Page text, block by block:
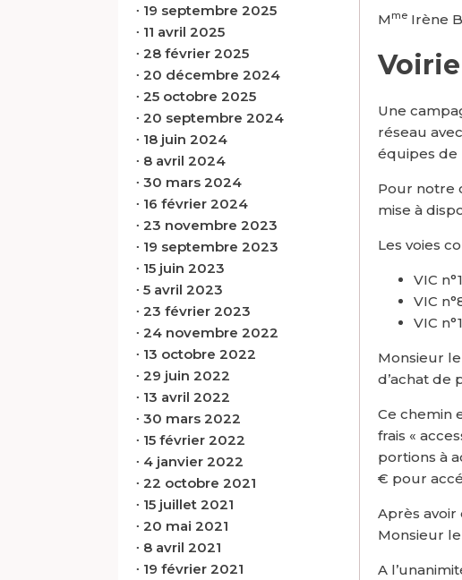
∙ 19 septembre 2025
∙ 11 avril 2025
∙ 28 février 2025
∙ 20 décembre 2024
∙ 25 octobre 2025
∙ 20 septembre 2024
∙ 18 juin 2024
∙ 8 avril 2024
∙ 30 mars 2024
∙ 16 février 2024
∙ 23 novembre 2023
∙ 19 septembre 2023
∙ 15 juin 2023
∙ 5 avril 2023
∙ 23 février 2023
∙ 24 novembre 2022
∙ 13 octobre 2022
∙ 29 juin 2022
∙ 13 avril 2022
∙ 30 mars 2022
∙ 15 février 2022
∙ 4 janvier 2022
∙ 22 octobre 2021
∙ 15 juillet 2021
∙ 20 mai 2021
∙ 8 avril 2021
∙ 19 février 2021
Mme Irène
Une
réseau
équipes de
Pour notre
mise à
Les voies
VIC
VIC
VIC
Monsieur
d’achat de
Ce chemin
frais «
portions à
€ pour
Après
Monsieur
A